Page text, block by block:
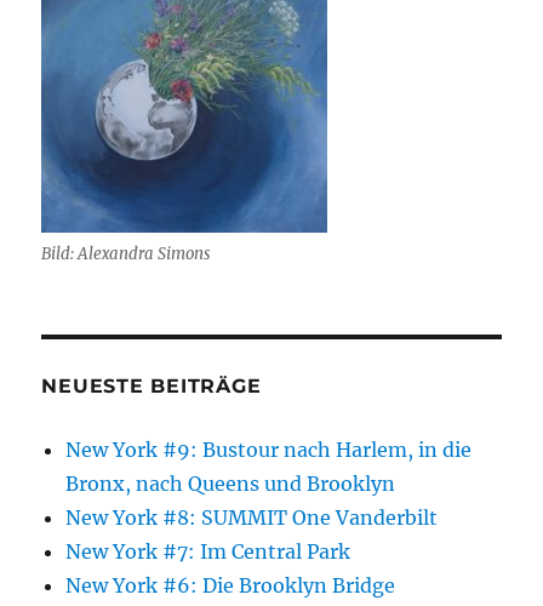
Bild: Alexandra Simons
NEUESTE BEITRÄGE
New York #9: Bustour nach Harlem, in die
Bronx, nach Queens und Brooklyn
New York #8: SUMMIT One Vanderbilt
New York #7: Im Central Park
New York #6: Die Brooklyn Bridge